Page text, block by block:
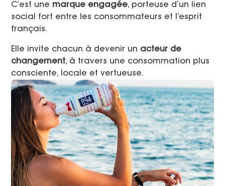
C’est une marque engagée, porteuse d’un lien
social fort entre les consommateurs et l’esprit
français.
Elle invite chacun à devenir un acteur de
changement, à travers une consommation plus
consciente, locale et vertueuse.